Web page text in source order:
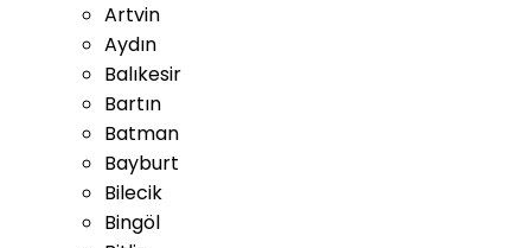
Artvin
Aydın
Balıkesir
Bartın
Batman
Bayburt
Bilecik
Bingöl